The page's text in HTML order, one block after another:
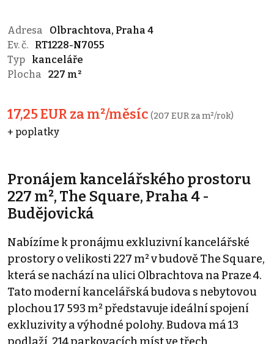
Adresa
Olbrachtova, Praha 4
Ev. č.
RT1228-N7055
Typ
kanceláře
Plocha
227 m²
17,25 EUR za m²/měsíc (207 EUR za m²/rok)
+ poplatky
Pronájem kancelářského prostoru
227 m², The Square, Praha 4 -
Budějovická
Nabízíme k pronájmu exkluzivní kancelářské
prostory o velikosti 227 m² v budově The Square,
která se nachází na ulici Olbrachtova na Praze 4.
Tato moderní kancelářská budova s nebytovou
plochou 17 593 m² představuje ideální spojení
exkluzivity a výhodné polohy. Budova má 13